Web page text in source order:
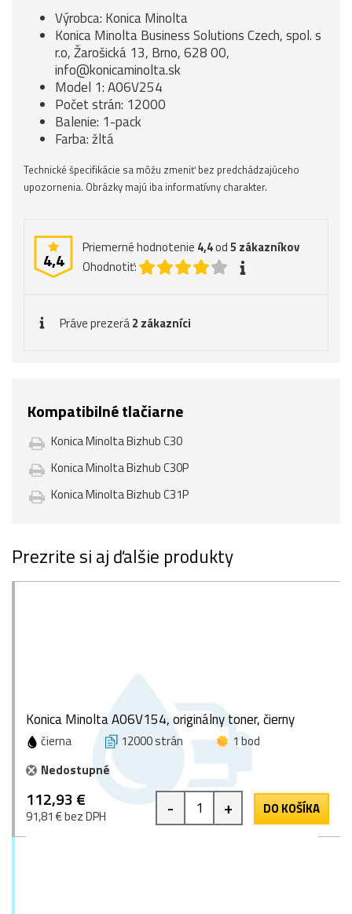
Výrobca: Konica Minolta
Konica Minolta Business Solutions Czech, spol. s
r.o, Žarošická 13, Brno, 628 00,
info@konicaminolta.sk
Model 1: A06V254
Počet strán: 12000
Balenie: 1-pack
Farba: žltá
Technické špecifikácie sa môžu zmeniť bez predchádzajúceho
upozornenia. Obrázky majú iba informatívny charakter.
4,4
Priemerné hodnotenie 4,4od5 zákazníkov
Ohodnotiť:
Práve prezerá2 zákazníci
Kompatibilné tlačiarne
Konica Minolta Bizhub C30
Konica Minolta Bizhub C30P
Konica Minolta Bizhub C31P
Prezrite si aj ďalšie produkty
Konica Minolta A06V154, originálny toner, čierny
čierna 12000 strán
1 bod
Nedostupné
112,93 €
91,81 € bez DPH - + DO KOŠÍKA